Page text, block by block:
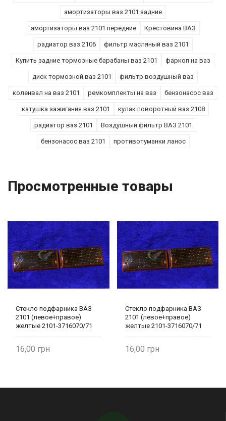
амортизаторы ваз 2101 задние
амортизаторы ваз 2101 передние Крестовина ВАЗ
радиатор ваз 2106 фильтр масляный ваз 2101
Купить задние тормозные барабаны ваз 2101 фаркоп на ваз
диск тормозной ваз 2101 фильтр воздушный ваз
коленвал на ваз 2101 ремкомплекты на ваз бензонасос ваз
катушка зажигания ваз 2101 кулак поворотный ваз 2108
радиатор ваз 2101 Воздушный фильтр ВАЗ 2101
бензонасос ваз 2101 противотуманки ланос
Просмотренные товары
Стекло подфарника ВАЗ
2101 (левое+правое)
желтые 2101-3716070/71
16,00
Стекло подфарника ВАЗ
2101 (левое+правое)
желтые 2101-3716070/71
16,00